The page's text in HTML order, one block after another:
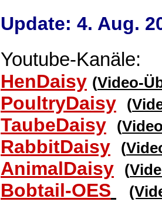
Update: 4. Aug.
Youtube-Kanäle:
HenDaisy (Video-
PoultryDaisy (
TaubeDaisy (
RabbitDaisy (
AnimalDaisy (
Bobtail-OES